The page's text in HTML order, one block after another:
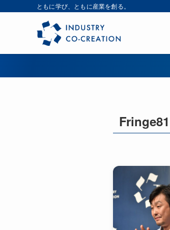
ともに学び、ともに産業を創る。
Fringe81